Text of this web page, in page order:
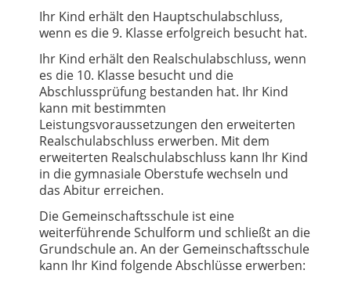
Ihr Kind erhält den Hauptschulabschluss,
wenn es die 9. Klasse erfolgreich besucht hat.
Ihr Kind erhält den Realschulabschluss, wenn
es die 10. Klasse besucht und die
Abschlussprüfung bestanden hat. Ihr Kind
kann mit bestimmten
Leistungsvoraussetzungen den erweiterten
Realschulabschluss erwerben. Mit dem
erweiterten Realschulabschluss kann Ihr Kind
in die gymnasiale Oberstufe wechseln und
das Abitur erreichen.
Die Gemeinschaftsschule ist eine
weiterführende Schulform und schließt an die
Grundschule an. An der Gemeinschaftsschule
kann Ihr Kind folgende Abschlüsse erwerben: